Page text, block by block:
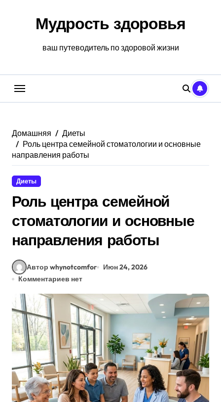
содержаниюМудрость здоровья
ваш путеводитель по здоровой жизни
Домашняя
Диеты
Роль центра семейной стоматологии и основные
направления работы
Диеты
Роль центра семейной
стоматологии и основные
направления работы
Автор whynotcomfor
Июн 24, 2026
Комментариев нет